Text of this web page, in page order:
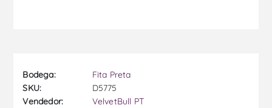
Bodega:
Fita Preta
SKU:
D5775
Vendedor:
VelvetBull PT